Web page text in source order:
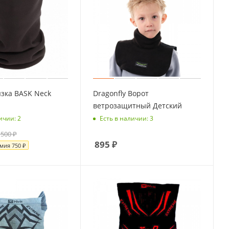
BASK Neck
2
₽
750₽
Dragonfly Ворот
ветрозащитный Детский
Есть в наличии: 3
895 ₽